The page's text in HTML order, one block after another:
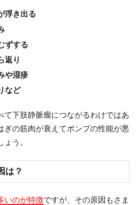
浮き出る
ずする
返り
や湿疹
など
て下肢静脈瘤につながるわけではあ
ぎの筋肉が衰えてポンプの性能が悪
う。
は？
いのが特徴ですが、その原因もさま